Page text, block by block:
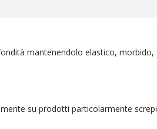
mantenendolo elastico, morbido,
su prodotti particolarmente